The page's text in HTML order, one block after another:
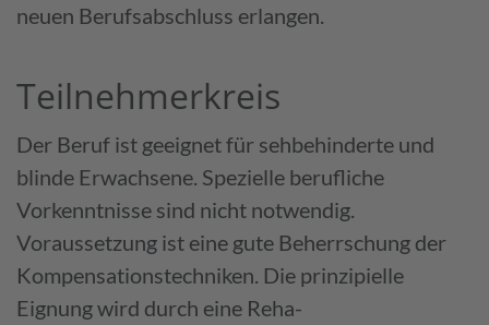
neuen Berufsabschluss erlangen.
Teilnehmerkreis
Der Beruf ist geeignet für sehbehinderte und
blinde Erwachsene. Spezielle berufliche
Vorkenntnisse sind nicht notwendig.
Voraussetzung ist eine gute Beherrschung der
Kompensationstechniken. Die prinzipielle
Eignung wird durch eine Reha-